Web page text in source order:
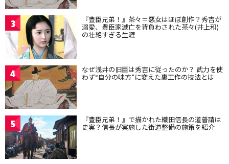
3 『豊臣兄弟！』茶々＝悪女はほぼ創作？秀吉が
溺愛、豊臣家滅亡を背負わされた茶々(井上和)
の壮絶すぎる生涯
4 なぜ浅井の旧臣は秀吉に従ったのか？ 武力を使
わず“自分の味方”に変えた裏工作の技法とは
5 『豊臣兄弟！』で描かれた織田信長の道普請は
史実？信長が実施した街道整備の施策を紹介